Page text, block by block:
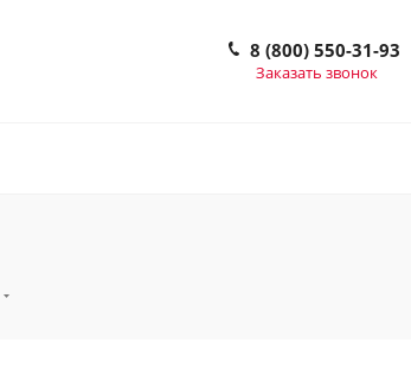
8 (800) 550-31-93
Заказать звонок